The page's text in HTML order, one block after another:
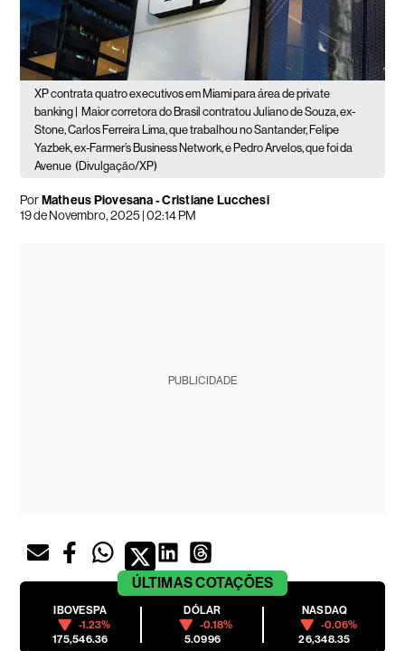
XP contrata quatro executivos em Miami para área de private
banking |
Maior corretora do Brasil contratou Juliano de Souza, ex-
Stone, Carlos Ferreira Lima, que trabalhou no Santander, Felipe
Yazbek, ex-Farmer’s Business Network, e Pedro Arvelos, que foi da
Avenue (Divulgação/XP)
PorMatheus Piovesana - Cristiane Lucchesi
19 de Novembro, 2025 | 02:14 PM
PUBLICIDADE
ÚLTIMASCOTAÇÕES
IBOVESPA
-1.23%
175,546.36
DÓLAR
-0.18%
5.0996
NASDAQ
-0.06%
26,348.35